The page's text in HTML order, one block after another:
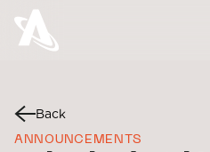
Back
ANNOUNCEMENTS